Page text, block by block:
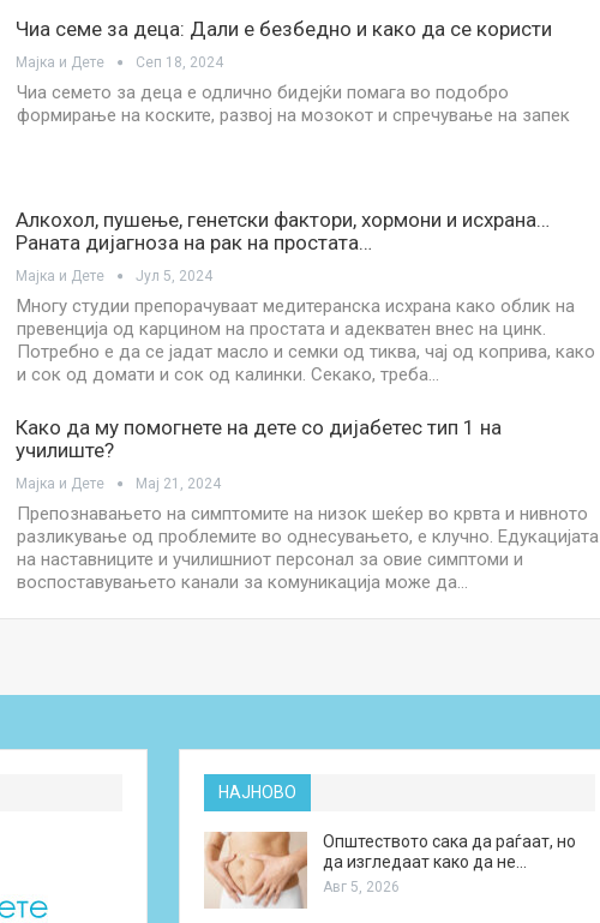
Чиа семе за деца: Дали е безбедно и како да се користи
Мајка и Дете Сеп 18, 2024
Чиа семето за деца е одличнo бидејќи помага во подобро
формирање на коските, развој на мозокот и спречување на запек
Алкохол, пушење, генетски фактори, хормони и исхрана…
Раната дијагноза на рак на простата…
Мајка и Дете Јул 5, 2024
Многу студии препорачуваат медитеранска исхрана како облик на
превенција од карцином на простата и адекватен внес на цинк.
Потребно е да се јадат масло и семки од тиква, чај од коприва, како
и сок од домати и сок од калинки. Секако, треба…
Како да му помогнете на дете со дијабетес тип 1 на
училиште?
Мајка и Дете Мај 21, 2024
Препознавањето на симптомите на низок шеќер во крвта и нивното
разликување од проблемите во однесувањето, е клучно. Едукацијата
на наставниците и училишниот персонал за овие симптоми и
воспоставувањето канали за комуникација може да…
НАЈНОВО
Општеството сака да раѓаат, но
да изгледаат како да не…
Авг 5, 2026